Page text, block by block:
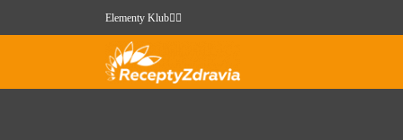
Elementy Klub